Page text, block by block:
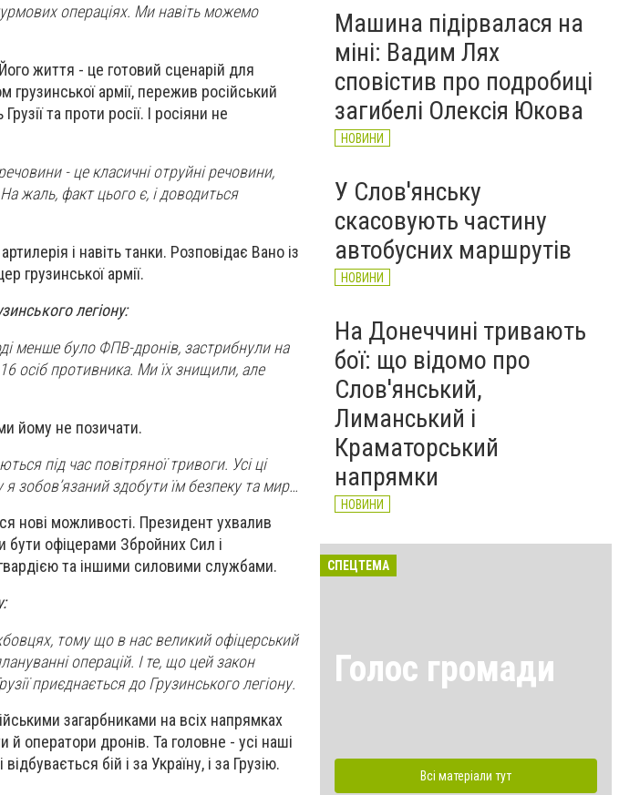
операціях. Ми навіть можемо
життя - це готовий сценарій для
грузинської армії, пережив російський
та проти росії. І росіяни не
- це класичні отруйні речовини,
жаль, факт цього є, і доводиться
і навіть танки. Розповідає Вано із
грузинської армії.
легіону:
менше було ФПВ-дронів, застрибнули на
осіб противника. Ми їх знищили, але
йому не позичати.
під час повітряної тривоги. Усі ці
зобов’язаний здобути їм безпеку та мир…
нові можливості. Президент ухвалив
бути офіцерами Збройних Сил і
та іншими силовими службами.
тому що в нас великий офіцерський
операцій. І те, що цей закон
приєднається до Грузинського легіону.
загарбниками на всіх напрямках
оператори дронів. Та головне - усі наші
бій і за Україну, і за Грузію.
Машина підірвалася на
міні: Вадим Лях
сповістив про подробиці
загибелі Олексія Юкова
НОВИНИ
У Слов'янську
скасовують частину
автобусних маршрутів
НОВИНИ
На Донеччині тривають
бої: що відомо про
Слов'янський,
Лиманський і
Краматорський
напрямки
НОВИНИ
СПЕЦТЕМА
Голос громади
Всі матеріали тут